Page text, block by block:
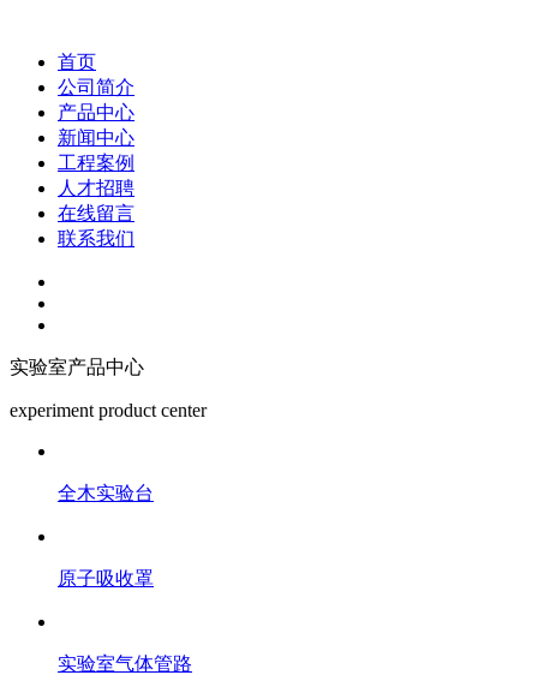
首页
公司简介
产品中心
新闻中心
工程案例
人才招聘
在线留言
联系我们
实验室产品中心
experiment product center
全木实验台
原子吸收罩
实验室气体管路